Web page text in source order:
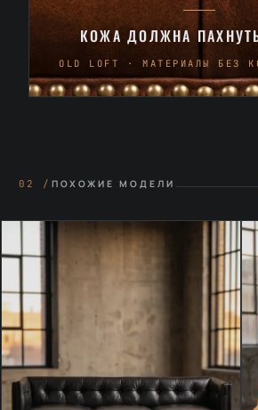
КОЖА ДОЛЖНА
OLD LOFT · МАТЕРИАЛЫ БЕЗ
02 / ПОХОЖИЕ МОДЕЛИ